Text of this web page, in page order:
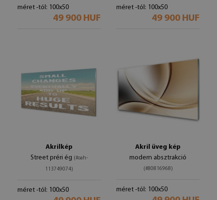
méret -tól: 100x50
49 900 HUF
méret -tól: 100x50
49 900 HUF
Akrilkép
Street préri ég (#oah-
113749074)
méret -tól: 100x50
Akril üveg kép
modern absztrakció
(#80816968)
méret -tól: 100x50